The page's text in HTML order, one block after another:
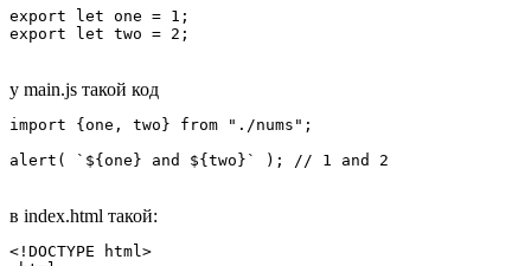
export let one = 1;
export let two = 2;
у main.js такой код
import {one, two} from "./nums";
alert( `${one} and ${two}` ); // 1 and 2
в index.html такой:
<!DOCTYPE html>